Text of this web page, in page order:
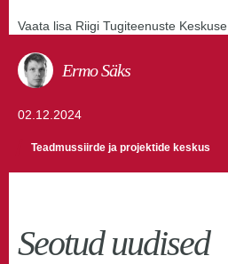
Ermo Säks
02.12.2024
Teadmussiirde ja projektide keskus
Vaata lisa Riigi Tugiteenuste Keskuse
Seotud uudised